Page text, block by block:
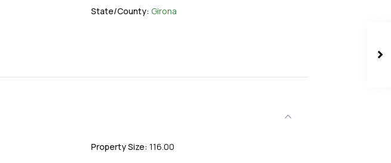
State/County: Girona
Property Size: 116.00